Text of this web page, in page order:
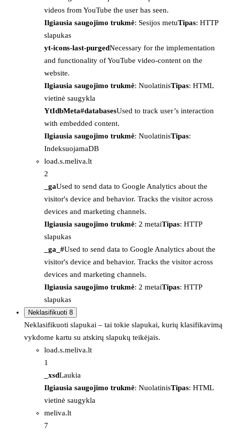
videos from YouTube the user has seen.
Ilgiausia saugojimo trukmė: Sesijos metuTipas: HTTP
slapukas
yt-icons-last-purgedNecessary for the implementation
and functionality of YouTube video-content on the
website.
Ilgiausia saugojimo trukmė: NuolatinisTipas: HTML
vietinė saugykla
YtIdbMeta#databasesUsed to track user’s interaction
with embedded content.
Ilgiausia saugojimo trukmė: NuolatinisTipas:
IndeksuojamaDB
load.s.meliva.lt
2
_gaUsed to send data to Google Analytics about the
visitor's device and behavior. Tracks the visitor across
devices and marketing channels.
Ilgiausia saugojimo trukmė: 2 metaiTipas: HTTP
slapukas
_ga_#Used to send data to Google Analytics about the
visitor's device and behavior. Tracks the visitor across
devices and marketing channels.
Ilgiausia saugojimo trukmė: 2 metaiTipas: HTTP
slapukas
Neklasifikuoti 8
Neklasifikuoti slapukai – tai tokie slapukai, kurių klasifikavimą
vykdome kartu su atskirų slapukų teikėjais.
load.s.meliva.lt
1
_xsdLaukia
Ilgiausia saugojimo trukmė: NuolatinisTipas: HTML
vietinė saugykla
meliva.lt
7